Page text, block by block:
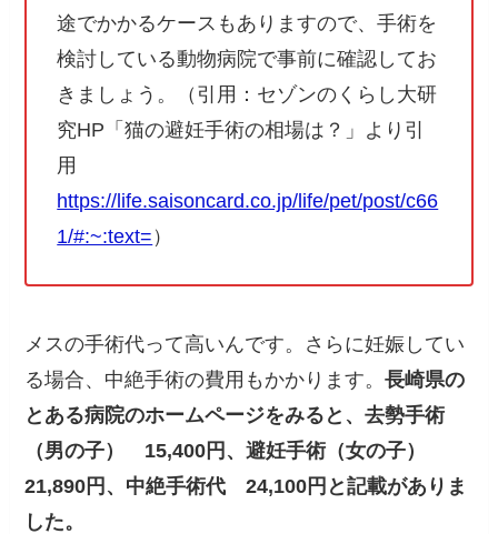
途でかかるケースもありますので、手術を
検討している動物病院で事前に確認してお
きましょう。（引用：セゾンのくらし大研
究HP「猫の避妊手術の相場は？」より引
用
https://life.saisoncard.co.jp/life/pet/post/c66
1/#:~:text= ）
メスの手術代って高いんです。さらに妊娠してい
る場合、中絶手術の費用もかかります。長崎県の
とある病院のホームページをみると、去勢手術
（男の子） 15,400円、避妊手術（女の子）
21,890円、中絶手術代 24,100円と記載がありま
した。